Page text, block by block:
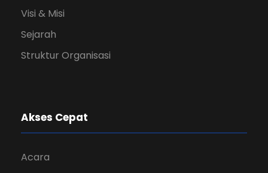
Visi & Misi
Sejarah
Struktur Organisasi
Akses Cepat
Acara